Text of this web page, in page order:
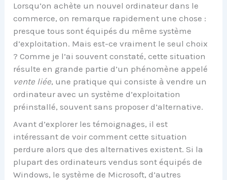
Lorsqu’on achète un nouvel ordinateur dans le
commerce, on remarque rapidement une chose :
presque tous sont équipés du même système
d’exploitation. Mais est-ce vraiment le seul choix
? Comme je l’ai souvent constaté, cette situation
résulte en grande partie d’un phénomène appelé
vente liée, une pratique qui consiste à vendre un
ordinateur avec un système d’exploitation
préinstallé, souvent sans proposer d’alternative.
Avant d’explorer les témoignages, il est
intéressant de voir comment cette situation
perdure alors que des alternatives existent. Si la
plupart des ordinateurs vendus sont équipés de
Windows, le système de Microsoft, d’autres